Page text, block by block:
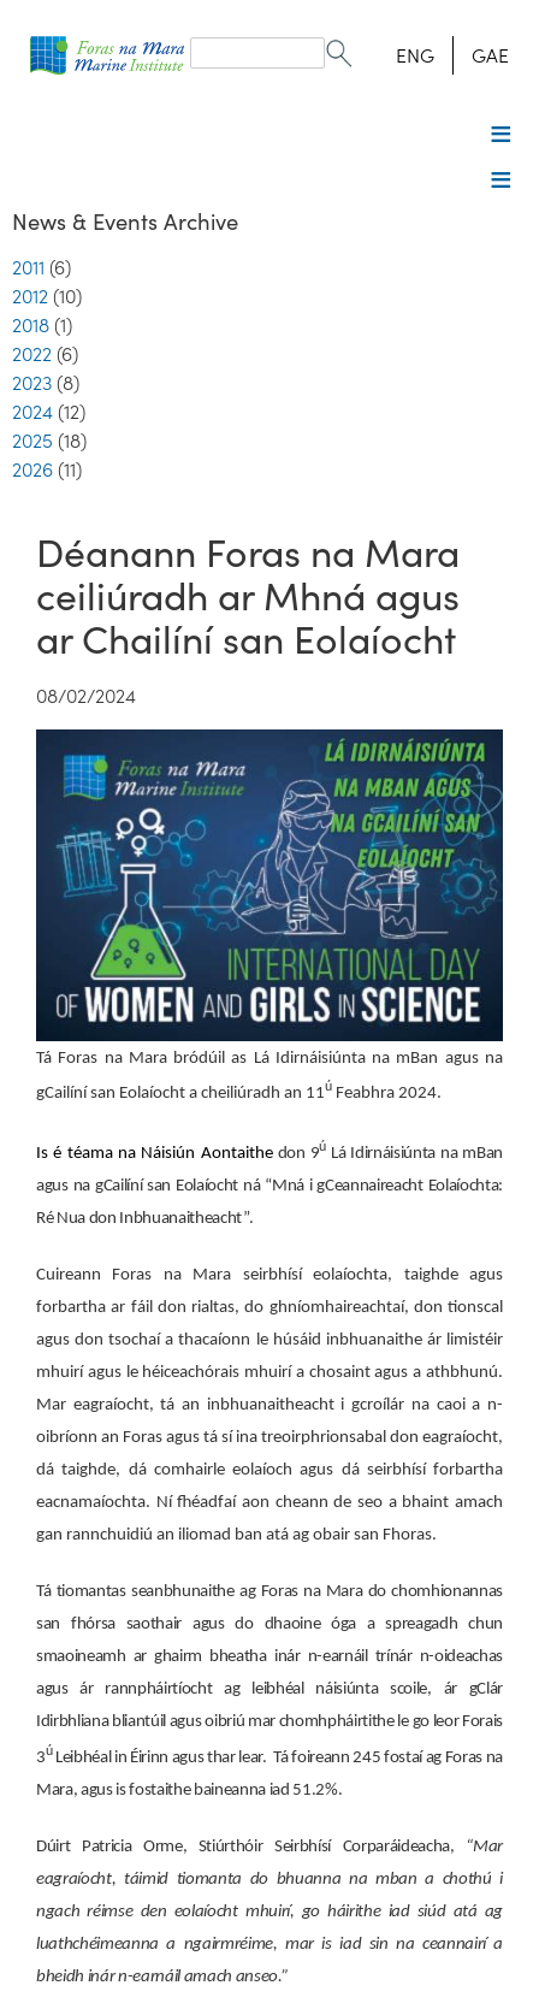
form
Search ENG GAE
News & Events Archive
2011 (6)
2012 (10)
2018 (1)
2022 (6)
2023 (8)
2024 (12)
2025 (18)
2026 (11)
Déanann Foras na Mara
ceiliúradh ar Mhná agus
ar Chailíní san Eolaíocht
08/02/2024
Tá Foras na Mara bródúil as Lá Idirnáisiúnta na mBan agus na
gCailíní san Eolaíocht a cheiliúradh an 11ú Feabhra 2024.
Is é téama na Náisiún Aontaithedon 9ú Lá Idirnáisiúnta na mBan
agus na gCailíní san Eolaíocht ná “Mná i gCeannaireacht Eolaíochta:
Ré Nua don Inbhuanaitheacht”.
Cuireann Foras na Mara seirbhísí eolaíochta, taighde agus
forbartha ar fáil don rialtas, do ghníomhaireachtaí, don tionscal
agus don tsochaí a thacaíonn le húsáid inbhuanaithe ár limistéir
mhuirí agus le héiceachórais mhuirí a chosaint agus a athbhunú.
Mar eagraíocht, tá an inbhuanaitheacht i gcroílár na caoi a n-
oibríonn an Foras agus tá sí ina treoirphrionsabal don eagraíocht,
dá taighde, dá comhairle eolaíoch agus dá seirbhísí forbartha
eacnamaíochta. Ní fhéadfaí aon cheann de seo a bhaint amach
gan rannchuidiú an iliomad ban atá ag obair san Fhoras.
Tá tiomantas seanbhunaithe ag Foras na Mara do chomhionannas
san fhórsa saothair agus do dhaoine óga a spreagadh chun
smaoineamh ar ghairm bheatha inár n-earnáil trínár n-oideachas
agus ár rannpháirtíocht ag leibhéal náisiúnta scoile, ár gClár
Idirbhliana bliantúil agus oibriú mar chomhpháirtithe le go leor Forais
3úLeibhéal in Éirinn agus thar lear. Tá foireann 245 fostaí ag Foras na
Mara, agus is fostaithe baineanna iad 51.2%.
Dúirt Patricia Orme, Stiúrthóir Seirbhísí Corparáideacha,
“Mar
eagraíocht, táimid tiomanta do bhuanna na mban a chothú i
ngach réimse den eolaíocht mhuirí, go háirithe iad siúd atá ag
luathchéimeanna a ngairmréime, mar is iad sin na ceannairí a
bheidh inár n-earnáil amach anseo.”